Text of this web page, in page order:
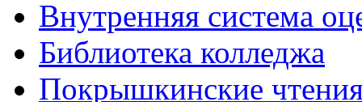
Внутренняя система
Библиотека колледжа
Покрышкинские